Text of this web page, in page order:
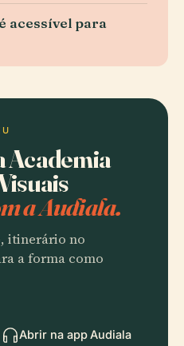
acessível para
Academia
a Audiala.
itinerário no
a forma como
Abrir na app Audiala